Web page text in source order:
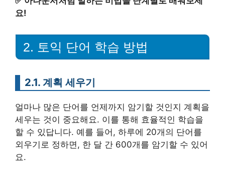
요!
2. 토익 단어 학습 방법
2.1. 계획 세우기
얼마나 많은 단어를 언제까지 암기할 것인지 계획을
세우는 것이 중요해요. 이를 통해 효율적인 학습을
할 수 있답니다. 예를 들어, 하루에 20개의 단어를
외우기로 정하면, 한 달 간 600개를 암기할 수 있어
요.